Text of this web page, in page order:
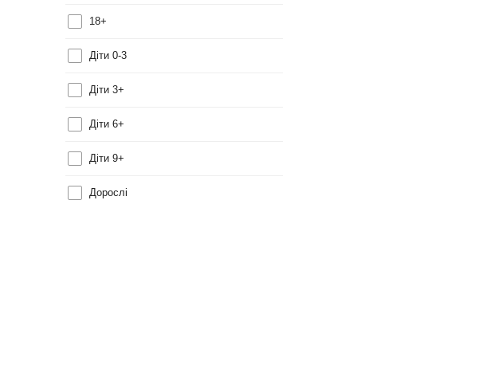
18+
Діти 0-3
Діти 3+
Діти 6+
Діти 9+
Дорослі